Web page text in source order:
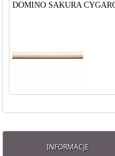
DOMINO SAKURA
INFORMACJE